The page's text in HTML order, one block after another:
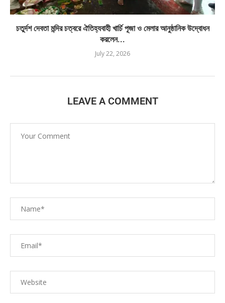
চতুর্দশ দেবতা মন্দির চত্বরে ঐতিহ্যবাহী খার্চি পূজা ও মেলার আনুষ্ঠানিক উদ্বোধন
করলেন...
July 22, 2026
LEAVE A COMMENT